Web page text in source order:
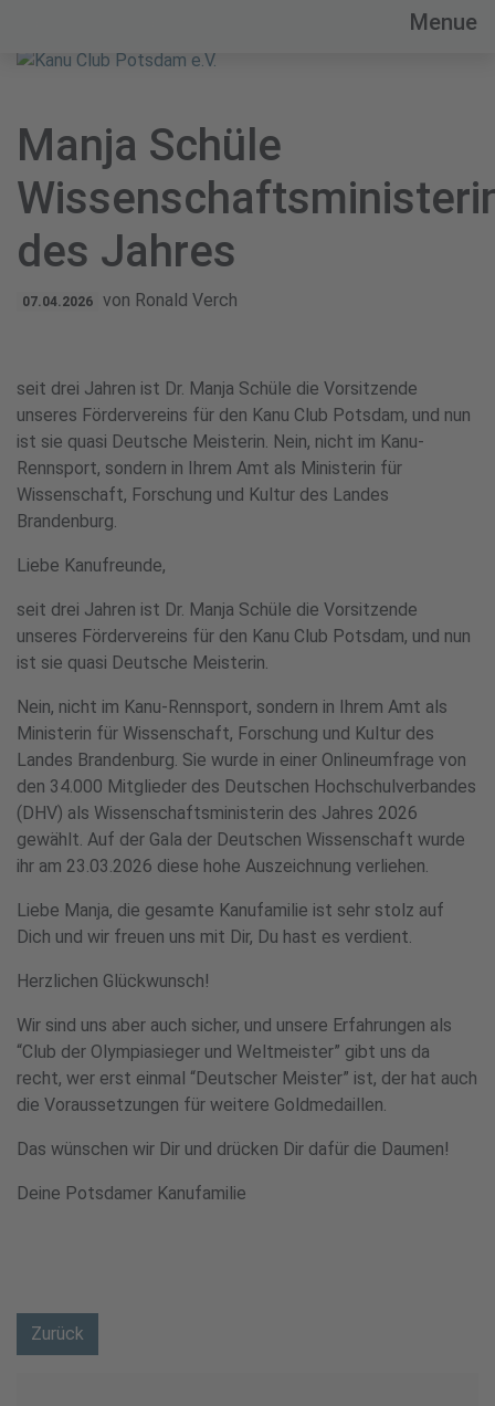
Menue
Manja Schüle
des Jahres
07.04.2026 von Ronald Verch
seit drei Jahren ist Dr. Manja Schüle die Vorsitzende
unseres Fördervereins für den Kanu Club Potsdam, und nun
ist sie quasi Deutsche Meisterin. Nein, nicht im Kanu-
Rennsport, sondern in Ihrem Amt als Ministerin für
Wissenschaft, Forschung und Kultur des Landes
Brandenburg.
Liebe Kanufreunde,
seit drei Jahren ist Dr. Manja Schüle die Vorsitzende
unseres Fördervereins für den Kanu Club Potsdam, und nun
ist sie quasi Deutsche Meisterin.
Nein, nicht im Kanu-Rennsport, sondern in Ihrem Amt als
Ministerin für Wissenschaft, Forschung und Kultur des
Landes Brandenburg. Sie wurde in einer Onlineumfrage von
den 34.000 Mitglieder des Deutschen Hochschulverbandes
(DHV) als Wissenschaftsministerin des Jahres 2026
gewählt. Auf der Gala der Deutschen Wissenschaft wurde
ihr am 23.03.2026 diese hohe Auszeichnung verliehen.
Liebe Manja, die gesamte Kanufamilie ist sehr stolz auf
Dich und wir freuen uns mit Dir, Du hast es verdient.
Herzlichen Glückwunsch!
Wir sind uns aber auch sicher, und unsere Erfahrungen als
“Club der Olympiasieger und Weltmeister” gibt uns da
recht, wer erst einmal “Deutscher Meister” ist, der hat auch
die Voraussetzungen für weitere Goldmedaillen.
Das wünschen wir Dir und drücken Dir dafür die Daumen!
Deine Potsdamer Kanufamilie
Zurück